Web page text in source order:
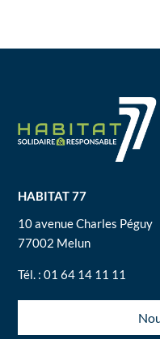
HABITAT 77
10 avenue Charles Péguy
77002 Melun
Tél. : 01 64 14 11 11